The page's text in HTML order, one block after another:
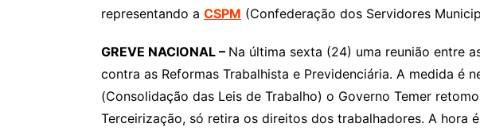
representando a CSPM (Confederação dos Servidores
GREVE NACIONAL – Na última sexta (24) uma reunião entre
contra as Reformas Trabalhista e Previdenciária. A medida é
(Consolidação das Leis de Trabalho) o Governo Temer
Terceirização, só retira os direitos dos trabalhadores. A hora